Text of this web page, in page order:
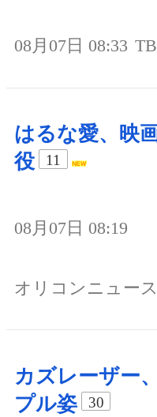
08月07日 08:33
はるな愛、映
役
11
08月07日 08:19
オリコンニュース
カズレーザー
プル姿
30